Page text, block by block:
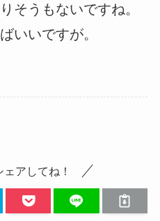
そうもないですね。
いいですが。
アしてね！